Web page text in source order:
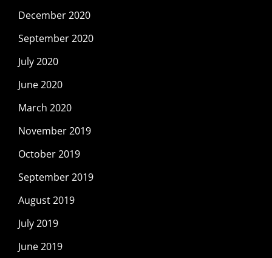
December 2020
September 2020
July 2020
June 2020
March 2020
November 2019
October 2019
September 2019
August 2019
July 2019
June 2019